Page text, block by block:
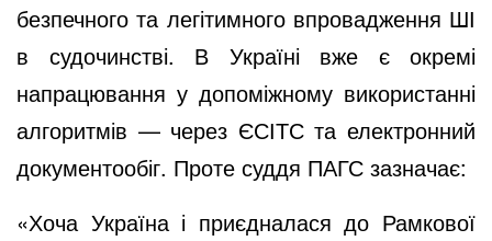
безпечного та легітимного впровадження ШІ
в судочинстві. В Україні вже є окремі
напрацювання у допоміжному використанні
алгоритмів — через ЄСІТС та електронний
документообіг. Проте суддя ПАГС зазначає:
«Хоча Україна і приєдналася до Рамкової